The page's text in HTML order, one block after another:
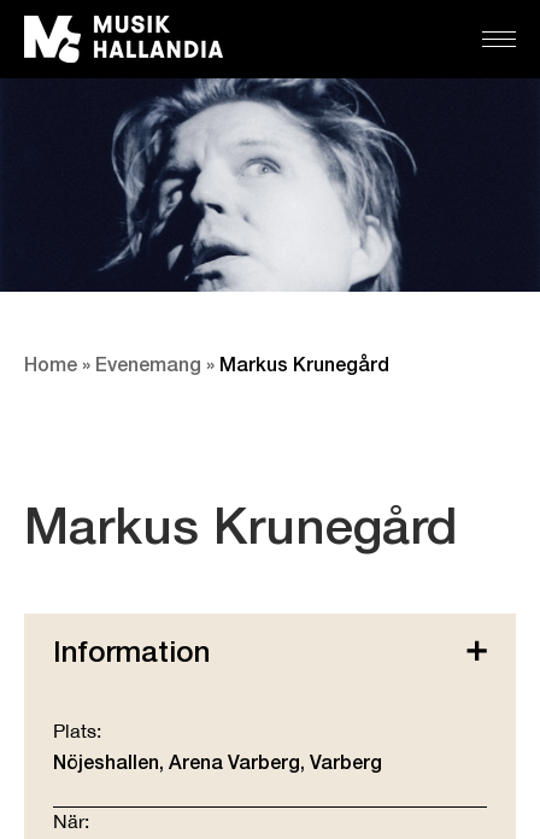
Home » Evenemang » Markus Krunegård
Markus Krunegård
Information
Plats:
Nöjeshallen, Arena Varberg, Varberg
När: